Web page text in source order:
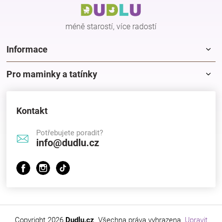
méně starostí, více radostí
Informace
Pro maminky a tatínky
Kontakt
Potřebujete poradit?
info@dudlu.cz
Copyright 2026 Dudlu.cz. Všechna práva vyhrazena. Upravit